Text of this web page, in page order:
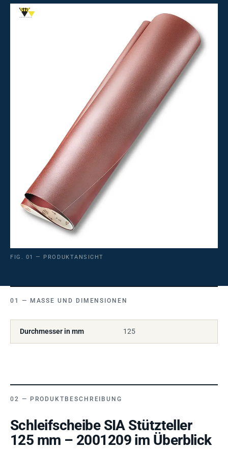
FIG. 01 — PRODUKTANSICHT
MASSE UND DIMENSIONEN
Durchmesser in mm 125
PRODUKTBESCHREIBUNG
Schleifscheibe SIA Stützteller
125 mm – 2001209 im Überblick